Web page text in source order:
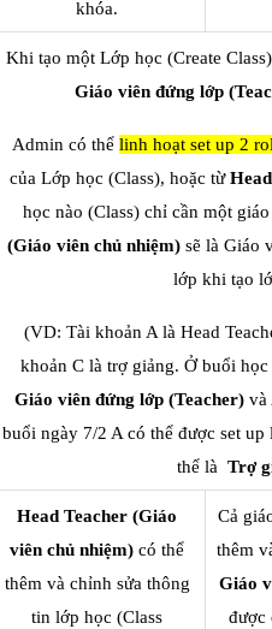
khóa.
Khi tạo một Lớp học (Create
Giáo viên đứng lớp
Admin có thể linh hoạt set up 2
của Lớp học (Class), hoặc từ
học nào (Class) chỉ cần một
(Giáo viên chủ nhiệm) sẽ là Giáo
lớp khi tạo
(VD: Tài khoản A là Head
Giáo viên đứng lớp (Teacher) và
buổi ngày 7/2 A có thể được set up
thể là Trợ
Head Teacher (Giáo
viên chủ nhiệm) có thể
thêm và chỉnh sửa thông
tin lớp học (Class
Cả
thêm
Giáo
được